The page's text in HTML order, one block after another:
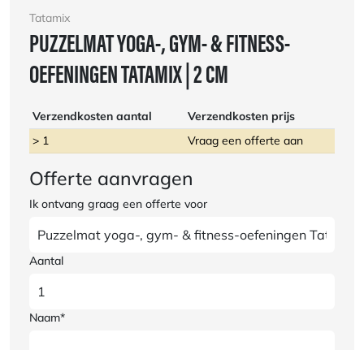
Tatamix
PUZZELMAT YOGA-, GYM- & FITNESS-
OEFENINGEN TATAMIX | 2 CM
Verzendkosten aantal
Verzendkosten prijs
> 1
Vraag een offerte aan
Offerte aanvragen
Ik ontvang graag een offerte voor
Aantal
Naam*